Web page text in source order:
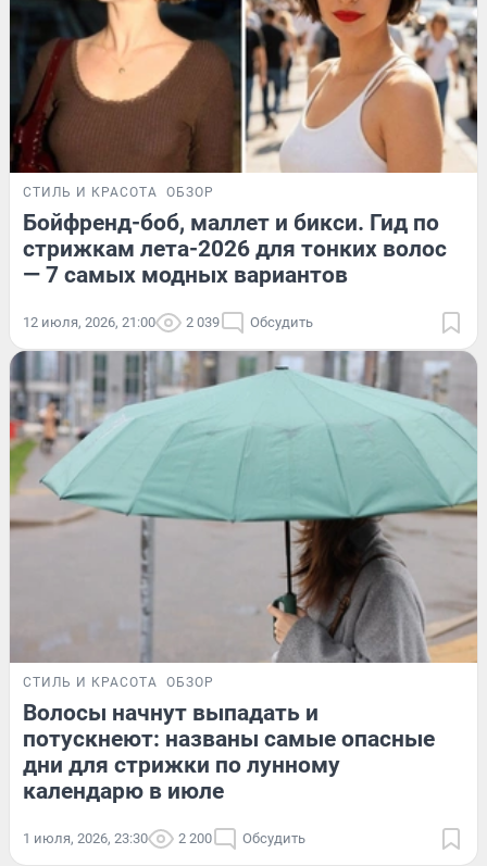
СТИЛЬ И КРАСОТА ОБЗОР
Бойфренд-боб, маллет и бикси. Гид по
стрижкам лета-2026 для тонких волос
— 7 самых модных вариантов
12 июля, 2026, 21:00 2 039 Обсудить
СТИЛЬ И КРАСОТА ОБЗОР
Волосы начнут выпадать и
потускнеют: названы самые опасные
дни для стрижки по лунному
календарю в июле
1 июля, 2026, 23:30 2 200 Обсудить